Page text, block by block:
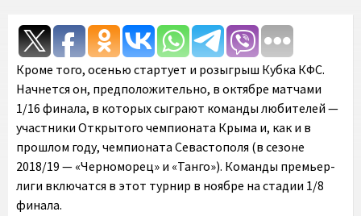
Кроме того, осенью стартует и розыгрыш Кубка КФС.
Начнется он, предположительно, в октябре матчами
1/16 финала, в которых сыграют команды любителей —
участники Открытого чемпионата Крыма и, как и в
прошлом году, чемпионата Севастополя (в сезоне
2018/19 — «Черноморец» и «Танго»). Команды премьер-
лиги включатся в этот турнир в ноябре на стадии 1/8
финала.